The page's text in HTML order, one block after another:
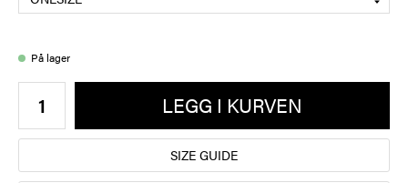
På lager
LEGG I KURVEN
SIZE GUIDE